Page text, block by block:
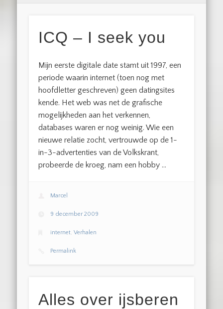
ICQ – I seek you
Mijn eerste digitale date stamt uit 1997, een
periode waarin internet (toen nog met
hoofdletter geschreven) geen datingsites
kende. Het web was net de grafische
mogelijkheden aan het verkennen,
databases waren er nog weinig. Wie een
nieuwe relatie zocht, vertrouwde op de 1-
in-3-advertenties van de Volkskrant,
probeerde de kroeg, nam een hobby …
Marcel
9 december 2009
internet,Verhalen
Permalink
Alles over ijsberen